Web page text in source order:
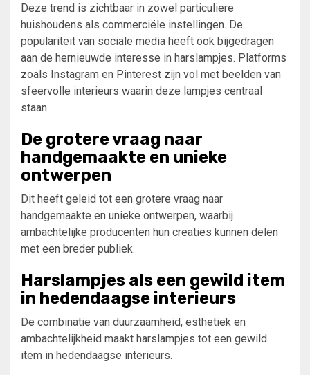
Deze trend is zichtbaar in zowel particuliere
huishoudens als commerciële instellingen. De
populariteit van sociale media heeft ook bijgedragen
aan de hernieuwde interesse in harslampjes. Platforms
zoals Instagram en Pinterest zijn vol met beelden van
sfeervolle interieurs waarin deze lampjes centraal
staan.
De grotere vraag naar
handgemaakte en unieke
ontwerpen
Dit heeft geleid tot een grotere vraag naar
handgemaakte en unieke ontwerpen, waarbij
ambachtelijke producenten hun creaties kunnen delen
met een breder publiek.
Harslampjes als een gewild item
in hedendaagse interieurs
De combinatie van duurzaamheid, esthetiek en
ambachtelijkheid maakt harslampjes tot een gewild
item in hedendaagse interieurs.